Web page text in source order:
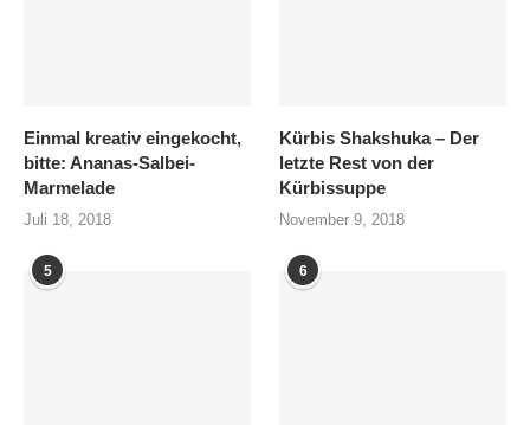
Einmal kreativ eingekocht,
bitte: Ananas-Salbei-
Marmelade
Juli 18, 2018
Kürbis Shakshuka – Der
letzte Rest von der
Kürbissuppe
November 9, 2018
5 6